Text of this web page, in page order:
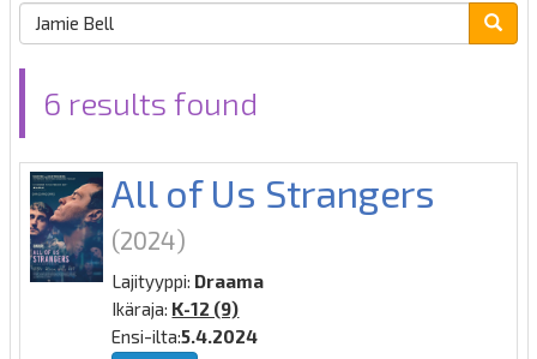
6 results found
All of Us Strangers
(2024)
Lajityyppi: Draama
Ikäraja: K-12 (9)
Ensi-ilta:5.4.2024